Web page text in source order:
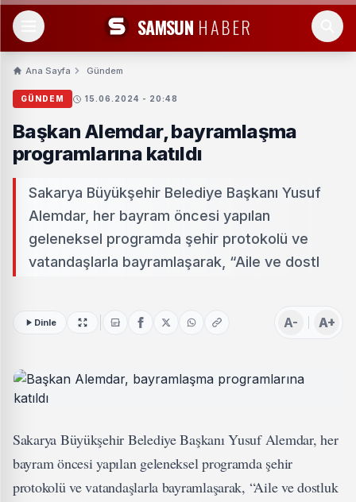
SAMSUN HABER
Ana Sayfa Gündem
GÜNDEM 15.06.2024 - 20:48
Başkan Alemdar, bayramlaşma
programlarına katıldı
Sakarya Büyükşehir Belediye Başkanı Yusuf
Alemdar, her bayram öncesi yapılan
geleneksel programda şehir protokolü ve
vatandaşlarla bayramlaşarak, “Aile ve dostl
Dinle A- A+
Sakarya Büyükşehir Belediye Başkanı Yusuf Alemdar, her
bayram öncesi yapılan geleneksel programda şehir
protokolü ve vatandaşlarla bayramlaşarak, “Aile ve dostluk